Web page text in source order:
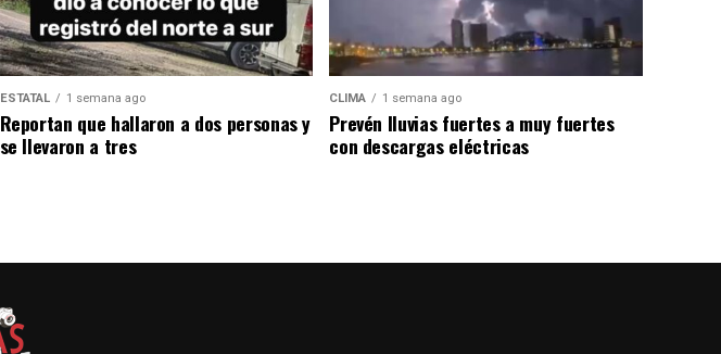
ESTATAL 1 semana ago
Reportan que hallaron a dos personas y
se llevaron a tres
CLIMA 1 semana ago
Prevén lluvias fuertes a muy fuertes
con descargas eléctricas